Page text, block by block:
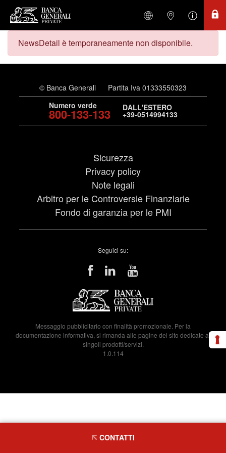
NewsDetail è temporaneamente non disponibile.
© Banca Generali
Partita Iva 01333550323
Numero verde
800-133-133 DALL'ESTERO
+39-0514994133
Sicurezza
Privacy policy
Note legali
Arbitro per le Controversie Finanziarie
Fondo di garanzia per le PMI
Seguici su:
Messaggio pubblicitario con finalità promozionale. Per la
documentazione informativa, si rimanda alle pagine del sito dedicate ai
singoli prodotti/servizi.
1.0.114
CONTATTI